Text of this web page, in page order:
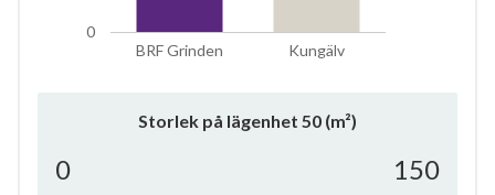
BRF Grinden Kungälv
0
Storlek på lägenhet 50 (m²)
0 150